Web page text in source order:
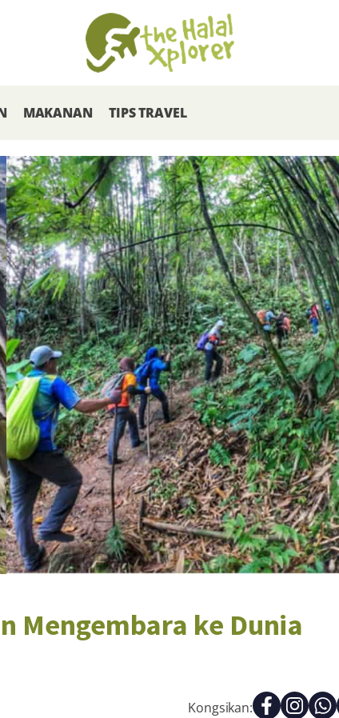
MAKANAN TIPS TRAVEL
Mengembara ke Dunia
Kongsikan: